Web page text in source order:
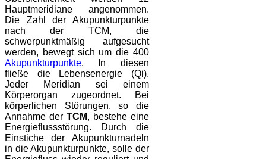
Hauptmeridiane angenommen.
Die Zahl der Akupunkturpunkte
nach der TCM, die
schwerpunktmäßig aufgesucht
werden, bewegt sich um die 400
Akupunkturpunkte. In diesen
fließe die Lebensenergie (Qi).
Jeder Meridian sei einem
Körperorgan zugeordnet. Bei
körperlichen Störungen, so die
Annahme der TCM, bestehe eine
Energieflussstörung. Durch die
Einstiche der Akupunkturnadeln
in die Akupunkturpunkte, solle der